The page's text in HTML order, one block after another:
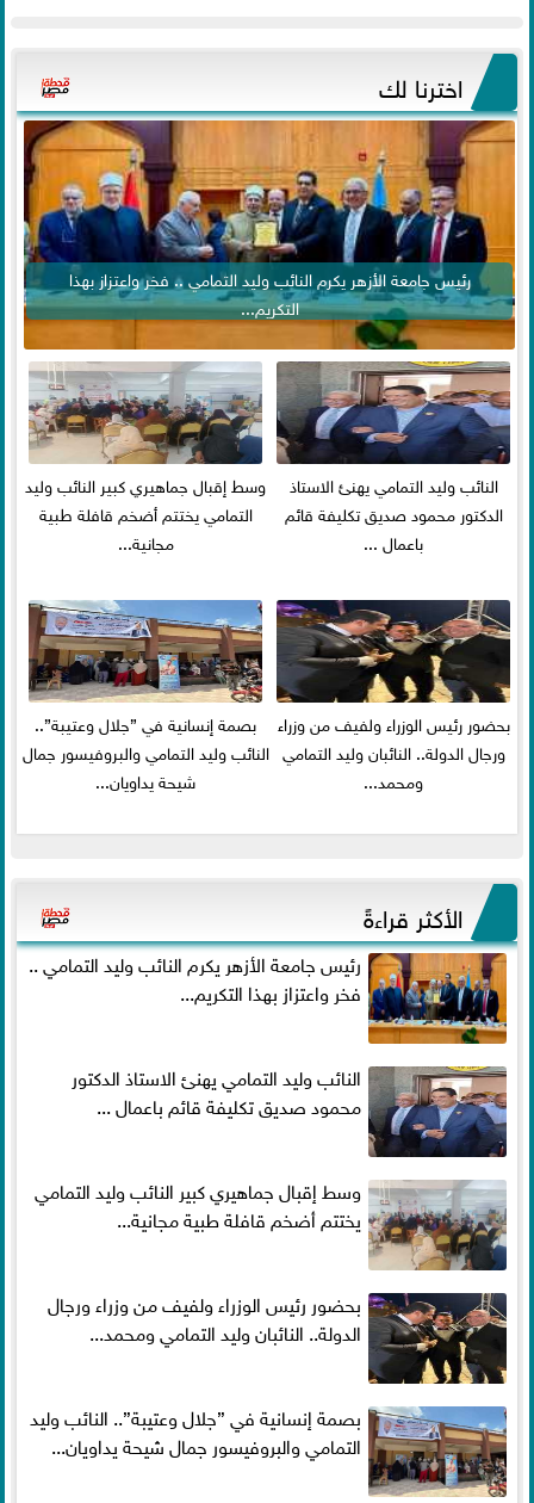
اخترنا لك
رئيس جامعة الأزهر يكرم النائب وليد التمامي .. فخر واعتزاز بهذا
التكريم...
النائب وليد التمامي يهنئ الاستاذ
الدكتور محمود صديق تكليفة قائم
باعمال ...
وسط إقبال جماهيري كبير النائب وليد
التمامي يختتم أضخم قافلة طبية
مجانية...
بحضور رئيس الوزراء ولفيف من وزراء
ورجال الدولة.. النائبان وليد التمامي
ومحمد...
بصمة إنسانية في ”جلال وعتيبة”..
النائب وليد التمامي والبروفيسور جمال
شيحة يداويان...
الأكثر قراءةً
رئيس جامعة الأزهر يكرم النائب وليد التمامي ..
فخر واعتزاز بهذا التكريم...
النائب وليد التمامي يهنئ الاستاذ الدكتور
محمود صديق تكليفة قائم باعمال ...
وسط إقبال جماهيري كبير النائب وليد التمامي
يختتم أضخم قافلة طبية مجانية...
بحضور رئيس الوزراء ولفيف من وزراء ورجال
الدولة.. النائبان وليد التمامي ومحمد...
بصمة إنسانية في ”جلال وعتيبة”.. النائب وليد
التمامي والبروفيسور جمال شيحة يداويان...